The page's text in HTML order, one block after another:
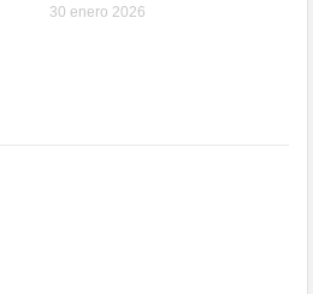
30 enero 2026